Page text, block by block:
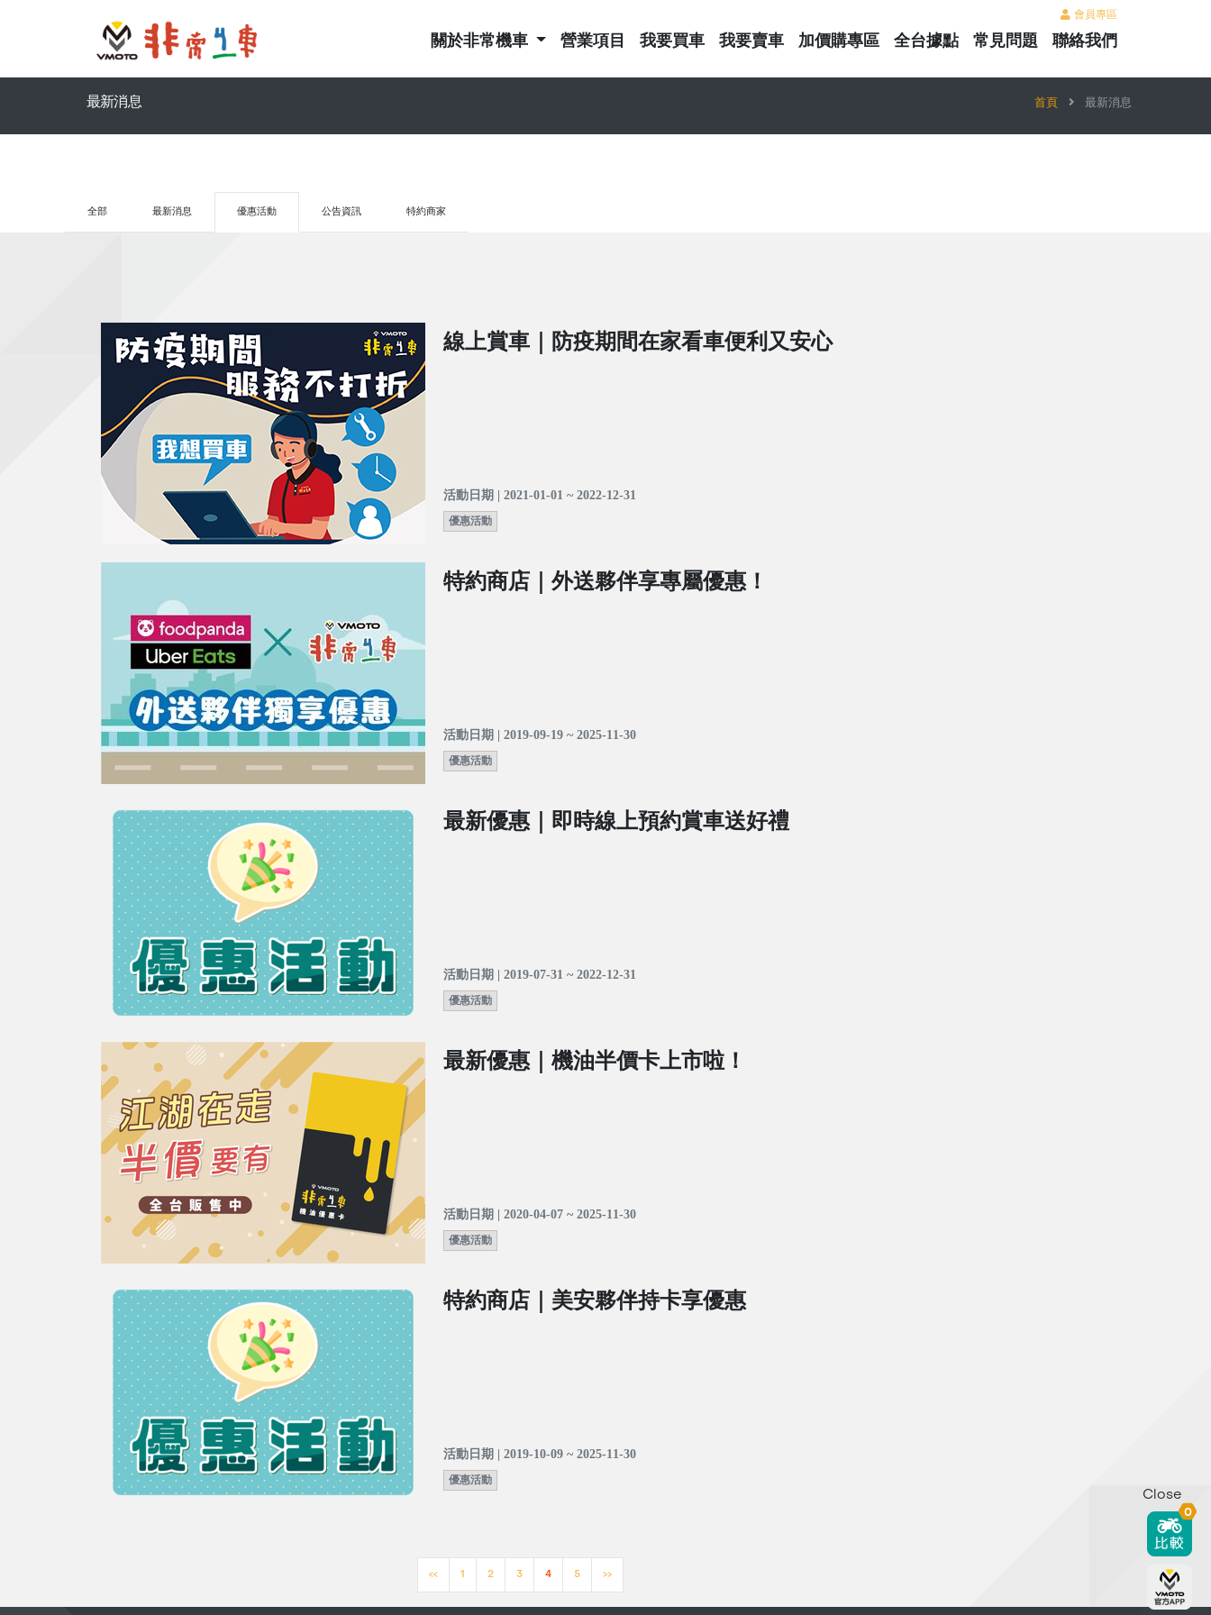
會員專區
關於非常機車 營業項目 我要買車 我要賣車 加價購專區 全台據點 常見問題 聯絡我們
最新消息 首頁 最新消息
全部 最新消息 優惠活動 公告資訊 特約商家
線上賞車｜防疫期間在家看車便利又安心
活動日期 | 2021-01-01 ~ 2022-12-31
優惠活動
特約商店｜外送夥伴享專屬優惠！
活動日期 | 2019-09-19 ~ 2025-11-30
優惠活動
最新優惠｜即時線上預約賞車送好禮
活動日期 | 2019-07-31 ~ 2022-12-31
優惠活動
最新優惠｜機油半價卡上市啦！
活動日期 | 2020-04-07 ~ 2025-11-30
優惠活動
特約商店｜美安夥伴持卡享優惠
活動日期 | 2019-10-09 ~ 2025-11-30
優惠活動
<< 1 2 3 4 5 >>
Close
0